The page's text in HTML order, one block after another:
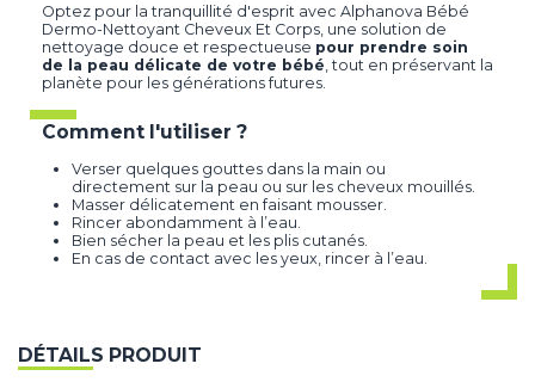
Optez pour la tranquillité d'esprit avec Alphanova Bébé
Dermo-Nettoyant Cheveux Et Corps, une solution de
nettoyage douce et respectueuse pour prendre soin
de la peau délicate de votre bébé , tout en préservant la
planète pour les générations futures.
Comment l'utiliser ?
Verser quelques gouttes dans la main ou
directement sur la peau ou sur les cheveux mouillés.
Masser délicatement en faisant mousser.
Rincer abondamment à l’eau.
Bien sécher la peau et les plis cutanés.
En cas de contact avec les yeux, rincer à l’eau.
DÉTAILS PRODUIT